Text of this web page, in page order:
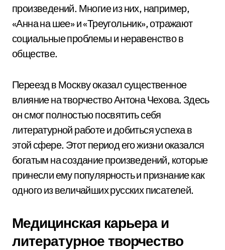
произведений. Многие из них, например,
«Анна на шее» и «Треугольник», отражают
социальные проблемы и неравенство в
обществе.
Переезд в Москву оказал существенное
влияние на творчество Антона Чехова. Здесь
он смог полностью посвятить себя
литературной работе и добиться успеха в
этой сфере. Этот период его жизни оказался
богатым на создание произведений, которые
принесли ему популярность и признание как
одного из величайших русских писателей.
Медицинская карьера и
литературное творчество